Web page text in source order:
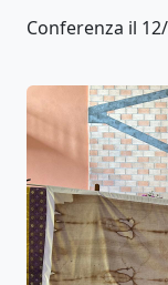
Conferenza il